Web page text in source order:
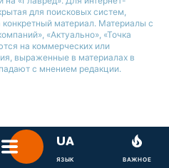
для поисковых систем,
материал. Материалы с
«Актуально», «Точка
на коммерческих или
выраженные в материалах в
с мнением редакции.
ЯЗЫК ВАЖНОЕ